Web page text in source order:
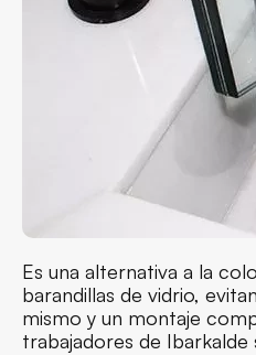
Es una alternativa a la
barandillas de vidrio,
mismo y un montaje
trabajadores de